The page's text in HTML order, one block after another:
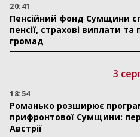
20:41
Пенсійний фонд Сумщини
пенсії, страхові виплати
громад
3
18:54
Романько розширює
прифронтової Сумщини:
Австрії